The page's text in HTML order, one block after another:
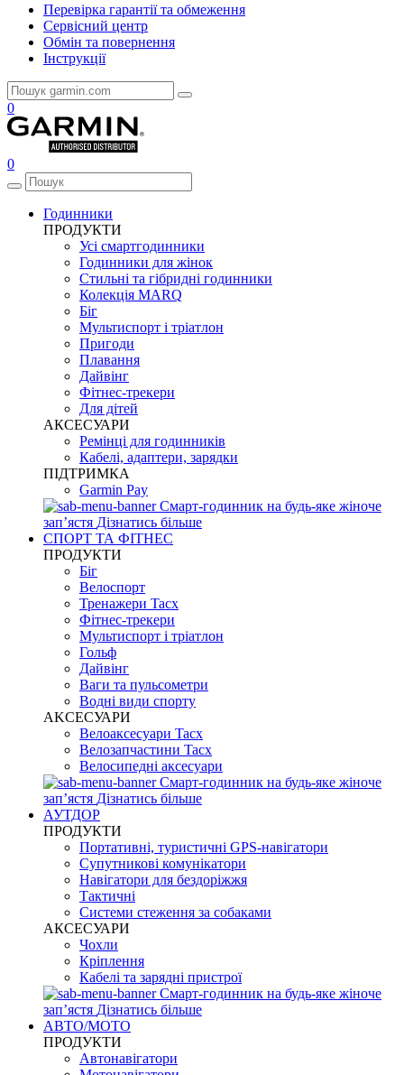
Перевірка гарантії та обмеження
Сервісний центр
Обмін та повернення
Інструкції
0
0
Годинники
ПРОДУКТИ
Усі смартгодинники
Годинники для жінок
Стильні та гібридні годинники
Колекція MARQ
Біг
Мультиспорт і тріатлон
Пригоди
Плавання
Дайвінг
Фітнес-трекери
Для дітей
АКСЕСУАРИ
Ремінці для годинників
Кабелі, адаптери, зарядки
ПІДТРИМКА
Garmin Pay
Смарт-годинник на будь-яке жіноче
запʼястя Дізнатись більше
СПОРТ ТА ФІТНЕС
ПРОДУКТИ
Біг
Велоспорт
Тренажери Tacx
Фітнес-трекери
Мультиспорт і тріатлон
Гольф
Дайвінг
Ваги та пульсометри
Водні види спорту
AKCЕСУАРИ
Велоаксесуари Tacx
Велозапчастини Tacx
Велосипедні аксесуари
Смарт-годинник на будь-яке жіноче
запʼястя Дізнатись більше
АУТДОР
ПРОДУКТИ
Портативні, туристичні GPS-навігатори
Супутникові комунікатори
Навігатори для бездоріжжя
Тактичні
Системи стеження за собаками
АКСЕСУАРИ
Чохли
Кріплення
Кабелі та зарядні пристрої
Смарт-годинник на будь-яке жіноче
запʼястя Дізнатись більше
АВТО/МОТО
ПРОДУКТИ
Автонавігатори